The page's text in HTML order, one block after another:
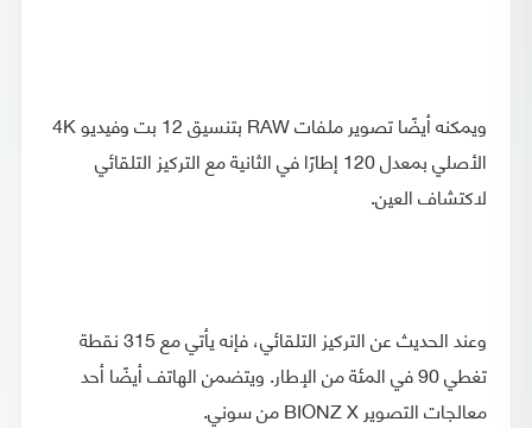
ويمكنه أيضًا تصوير ملفات RAW بتنسيق 12 بت وفيديو 4K
الأصلي بمعدل 120 إطارًا في الثانية مع التركيز التلقائي
لاكتشاف العين.
وعند الحديث عن التركيز التلقائي، فإنه يأتي مع 315 نقطة
تغطي 90 في المئة من الإطار. ويتضمن الهاتف أيضًا أحد
معالجات التصوير BIONZ X من سوني.